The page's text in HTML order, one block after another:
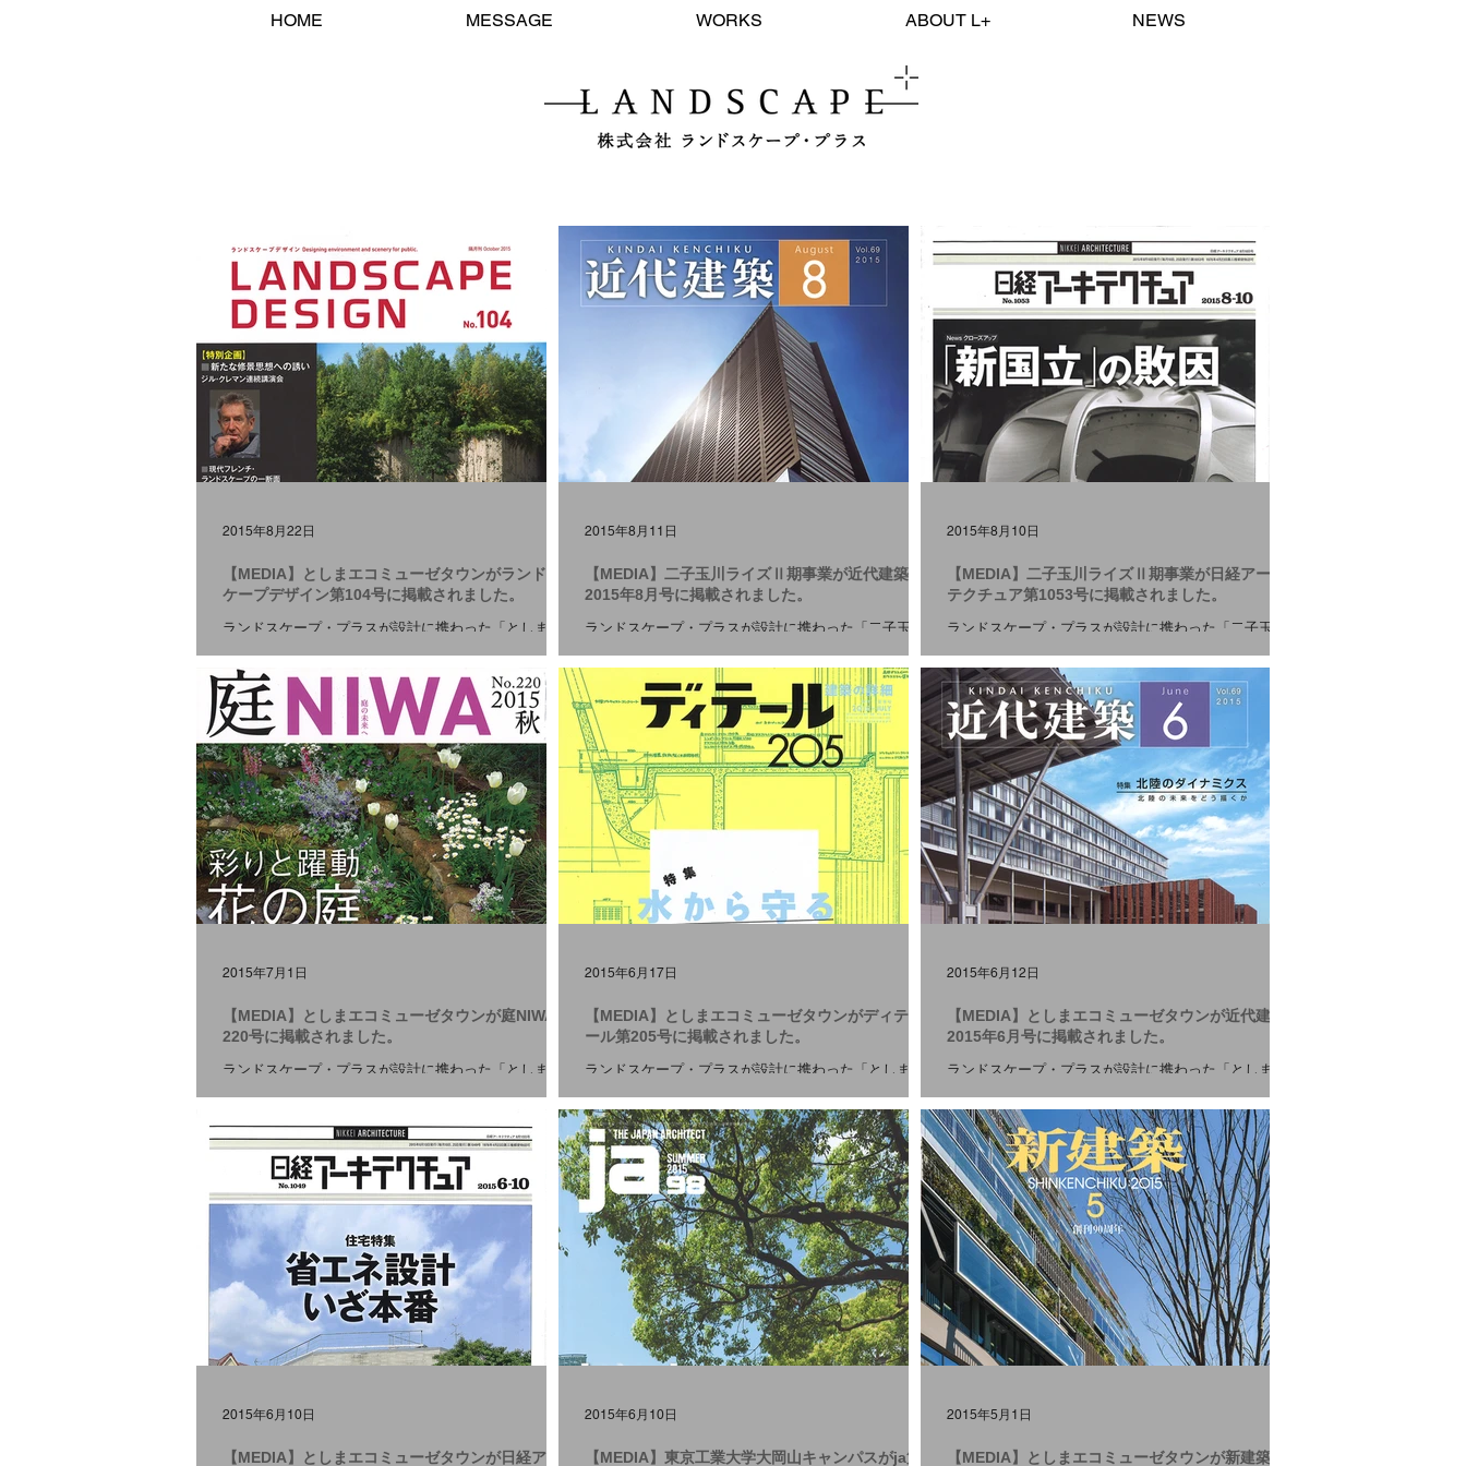
HOME MESSAGE WORKS ABOUT L+ NEWS
【MEDIA】としまエコミューゼタウンがランドス
ケープデザイン第104号に掲載されました。
ランドスケープ・プラスが設計に携わった「としまエ
号 に掲載されました。 プロジェクトの詳細は こちら
をご覧ください。 #MEDIA
2015年8月22日
【MEDIA】二子玉川ライズⅡ期事業が近代建築
2015年8月号に掲載されました。
ランドスケープ・プラスが設計に携わった「二子玉川
ました。 プロジェクトの詳細は こちら をご覧くださ
い。 #MEDIA
2015年8月11日
【MEDIA】二子玉川ライズⅡ期事業が日経アーキ
テクチュア第1053号に掲載されました。
ランドスケープ・プラスが設計に携わった「二子玉川
に掲載されました。 プロジェクトの詳細は こちら を
ご覧ください。 #MEDIA
2015年8月10日
【MEDIA】としまエコミューゼタウンが庭NIWA第
220号に掲載されました。
ランドスケープ・プラスが設計に携わった「としまエ
い。 #MEDIA
2015年7月1日
【MEDIA】としまエコミューゼタウンがディティ
ール第205号に掲載されました。
ランドスケープ・プラスが設計に携わった「としまエ
れました。 プロジェクトの詳細は こちら をご覧くだ
さい。 #MEDIA
2015年6月17日
【MEDIA】としまエコミューゼタウンが近代建築
2015年6月号に掲載されました。
ランドスケープ・プラスが設計に携わった「としまエ
れました。 プロジェクトの詳細は こちら をご覧くだ
さい。 #MEDIA
2015年6月12日
【MEDIA】としまエコミューゼタウンが日経アー
2015年6月10日
【MEDIA】東京工業大学大岡山キャンパスがja第
2015年6月10日
【MEDIA】としまエコミューゼタウンが新建築
2015年5月1日